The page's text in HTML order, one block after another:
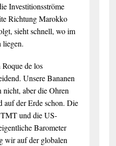
Investitionsströme
Richtung Marokko
sieht schnell, wo im
liegen.
de los
Unsere Bananen
nicht, aber die Ohren
der Erde schon. Die
und die US-
Barometer
wir auf der globalen